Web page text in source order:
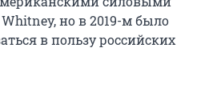
но в 2019-м было
в пользу российских